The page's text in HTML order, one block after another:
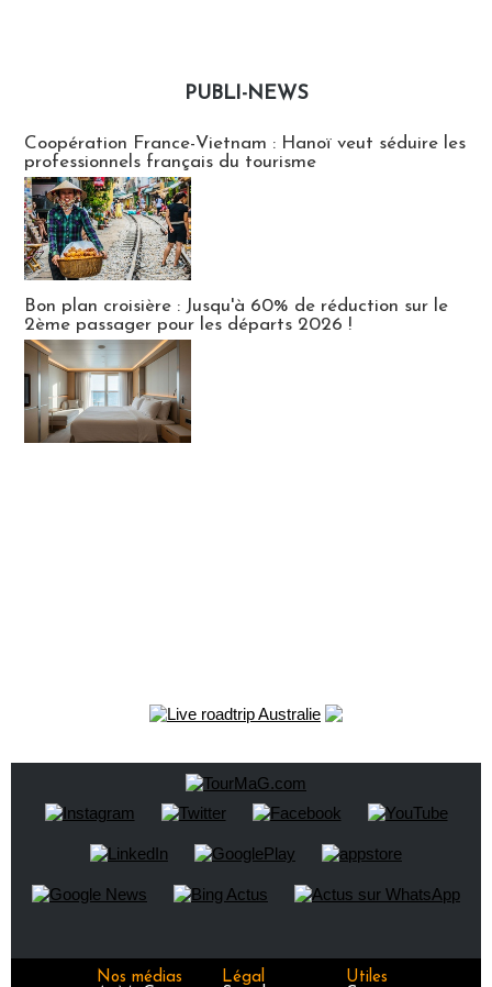
PUBLI-NEWS
Coopération France-Vietnam : Hanoï veut séduire les
professionnels français du tourisme
Bon plan croisière : Jusqu'à 60% de réduction sur le
2ème passager pour les départs 2026 !
Nos médias
Légal
Utiles